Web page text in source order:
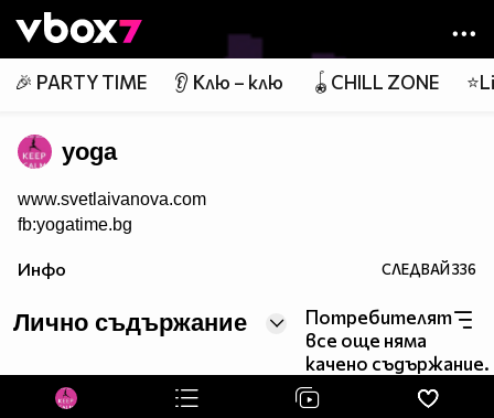
👾
🎉 PARTY TIME 👂 Клю – клю 🪀CHILL ZONE
yoga
www.svetlaivanova.com
fb:yogatime.bg
Инфо СЛЕДВАЙ336
Лично съдържание
Потребителят
все още няма
качено съдържание.